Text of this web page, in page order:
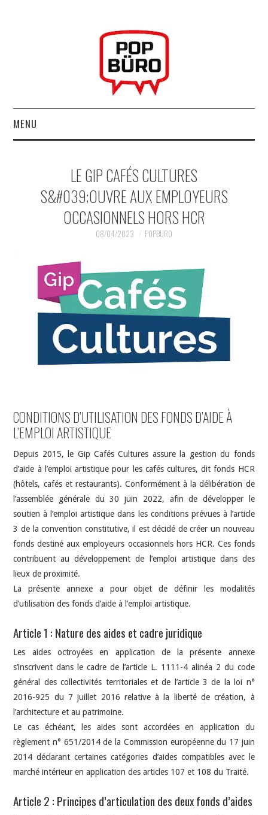
MENU
MUSIQUESACTUELLES.NET
GABBA GABBA HEY !
INDÉPENDANTS
DOKO
LE GIP CAFÉS CULTURES
S&#039;OUVRE AUX EMPLOYEURS
OCCASIONNELS HORS HCR
08/04/2023 POPBURO
CONDITIONS D’UTILISATION DES FONDS D’AIDE À
L’EMPLOI ARTISTIQUE
Depuis 2015, le Gip Cafés Cultures assure la gestion du fonds
d’aide à l’emploi artistique pour les cafés cultures, dit fonds HCR
(hôtels, cafés et restaurants). Conformément à la délibération de
l’assemblée générale du 30 juin 2022, afin de développer le
soutien à l’emploi artistique dans les conditions prévues à l’article
3 de la convention constitutive, il est décidé de créer un nouveau
fonds destiné aux employeurs occasionnels hors HCR. Ces fonds
contribuent au développement de l’emploi artistique dans des
lieux de proximité.
La présente annexe a pour objet de définir les modalités
d’utilisation des fonds d’aide à l’emploi artistique.
Article 1 : Nature des aides et cadre juridique
Les aides octroyées en application de la présente annexe
s’inscrivent dans le cadre de l’article L. 1111-4 alinéa 2 du code
général des collectivités territoriales et de l’article 3 de la loi n°
2016-925 du 7 juillet 2016 relative à la liberté de création, à
l’architecture et au patrimoine.
Le cas échéant, les aides sont accordées en application du
règlement n° 651/2014 de la Commission européenne du 17 juin
2014 déclarant certaines catégories d’aides compatibles avec le
marché intérieur en application des articles 107 et 108 du Traité.
Article 2 : Principes d’articulation des deux fonds d’aides